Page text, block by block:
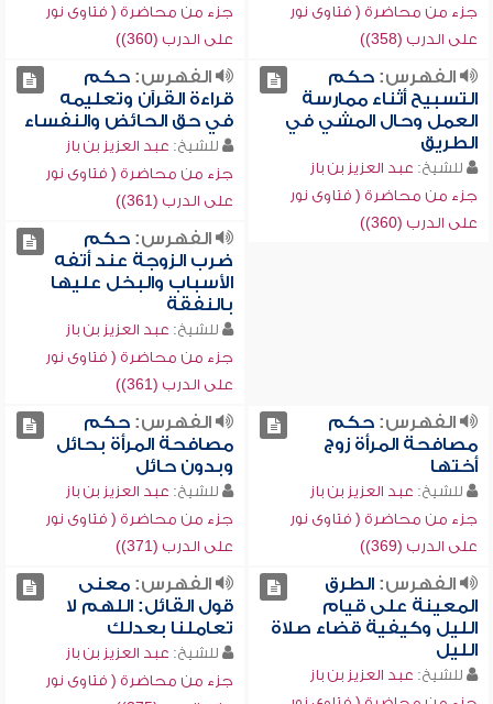
جزء من محاضرة ( فتاوى نور
على الدرب (358))
جزء من محاضرة ( فتاوى نور
على الدرب (360))
الفهرس:حكم
التسبيح أثناء ممارسة
العمل وحال المشي في
الطريق
للشيخ: عبد العزيز بن باز
جزء من محاضرة ( فتاوى نور
على الدرب (360))
الفهرس:حكم
قراءة القرآن وتعليمه
في حق الحائض والنفساء
للشيخ: عبد العزيز بن باز
جزء من محاضرة ( فتاوى نور
على الدرب (361))
الفهرس:حكم
ضرب الزوجة عند أتفه
الأسباب والبخل عليها
بالنفقة
للشيخ: عبد العزيز بن باز
جزء من محاضرة ( فتاوى نور
على الدرب (361))
الفهرس:حكم
مصافحة المرأة زوج
أختها
للشيخ: عبد العزيز بن باز
جزء من محاضرة ( فتاوى نور
على الدرب (369))
الفهرس:حكم
مصافحة المرأة بحائل
وبدون حائل
للشيخ: عبد العزيز بن باز
جزء من محاضرة ( فتاوى نور
على الدرب (371))
الفهرس:الطرق
المعينة على قيام
الليل وكيفية قضاء صلاة
الليل
للشيخ: عبد العزيز بن باز
الفهرس:معنى
قول القائل: اللهم لا
تعاملنا بعدلك
للشيخ: عبد العزيز بن باز
جزء من محاضرة ( فتاوى نور